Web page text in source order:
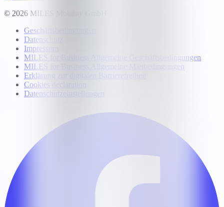
© 2026 MILES Mobility GmbH
Geschäftsbedingungen
Datenschutz
Impressum
MILES for Business Allgemeine Geschäftsbedingungen
MILES for Business Allgemeine Mietbedingungen
Erklärung zur digitalen Barrierefreiheit
Cookies declaration
Datenschutzeinstellungen